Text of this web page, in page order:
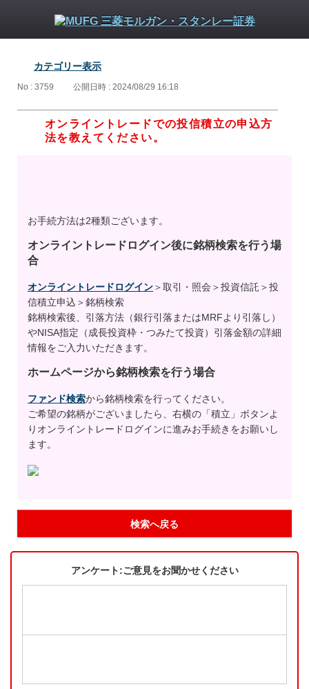
カテゴリー表示
No : 3759 公開日時 : 2024/08/29 16:18
オンライントレードでの投信積立の申込方
法を教えてください。
お手続方法は2種類ございます。
オンライントレードログイン後に銘柄検索を行う場
合
オンライントレードログイン＞取引・照会＞投資信託＞投
信積立申込＞銘柄検索
銘柄検索後、引落方法（銀行引落またはMRFより引落し）
やNISA指定（成長投資枠・つみたて投資）引落金額の詳細
情報をご入力いただきます。
ホームページから銘柄検索を行う場合
ファンド検索から銘柄検索を行ってください。
ご希望の銘柄がございましたら、右横の「積立」ボタンよ
りオンライントレードログインに進みお手続きをお願いし
ます。
検索へ戻る
アンケート:ご意見をお聞かせください